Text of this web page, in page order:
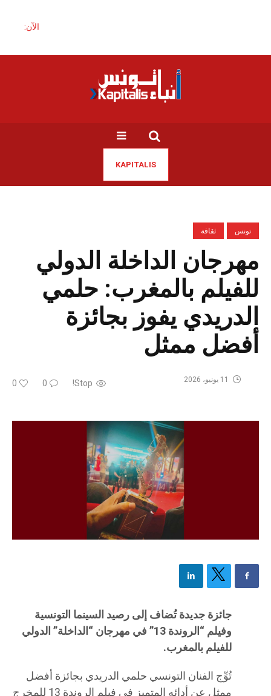
الآن:
KAPITALIS
تونس ثقافة
مهرجان الداخلة الدولي
للفيلم بالمغرب: حلمي
الدريدي يفوز بجائزة
أفضل ممثل
Stop!
0
0 11 يونيو، 2026
جائزة جديدة تُضاف إلى رصيد السينما التونسية
وفيلم “الروندة 13” في مهرجان “الداخلة” الدولي
للفيلم بالمغرب.
تُوِّج الفنان التونسي حلمي الدريدي بجائزة أفضل